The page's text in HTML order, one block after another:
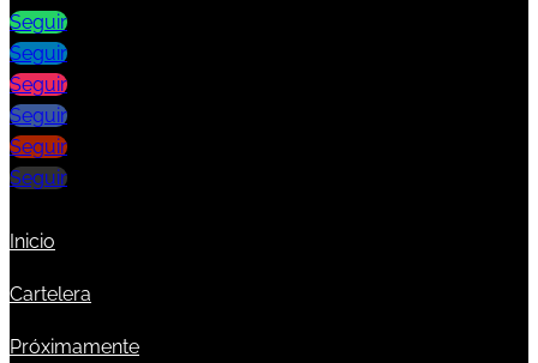
Seguir
Seguir
Seguir
Seguir
Seguir
Seguir
Inicio
Cartelera
Próximamente